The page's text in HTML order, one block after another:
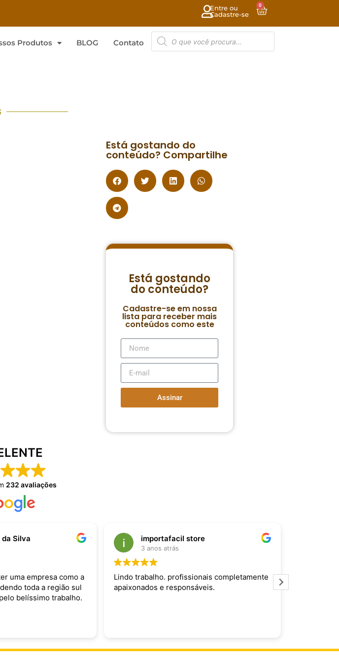
Entre ou
Cadastre-se
0
Produtos BLOG Contato
Está gostando do
conteúdo? Compartilhe
Está gostando
do conteúdo?
Cadastre-se em nossa
lista para receber mais
conteúdos como este
Assinar
232 avaliações
Silva
uma empresa como a
toda a região sul
belíssimo trabalho.
importafacil store
3 anos atrás
Lindo trabalho. profissionais completamente
apaixonados e responsáveis.